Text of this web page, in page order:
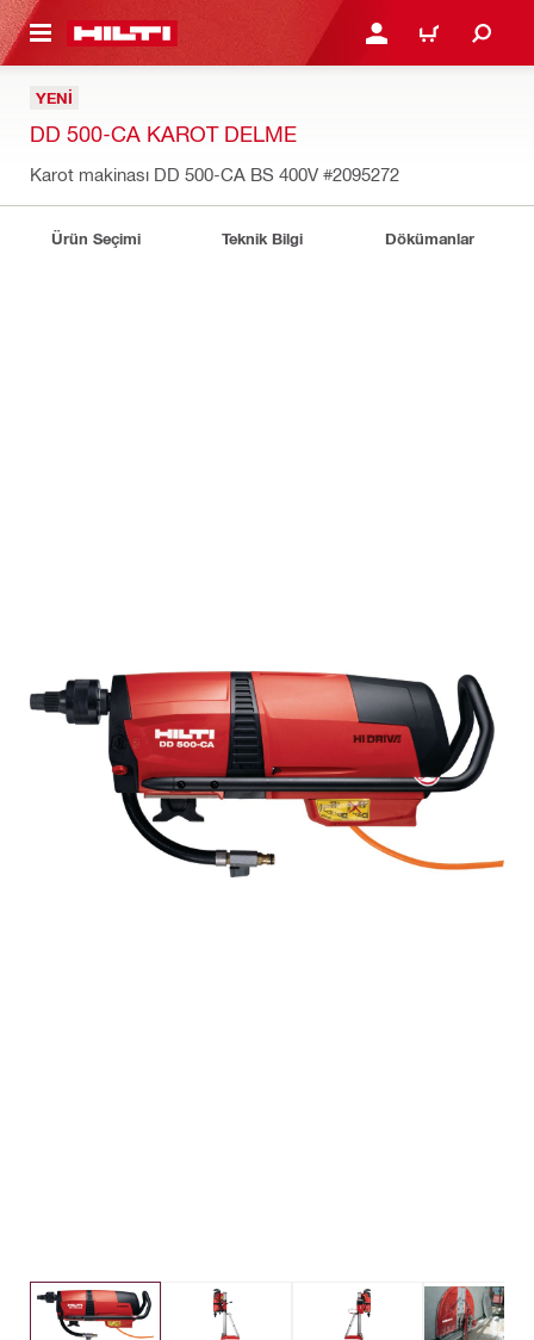
GEÇ GIRIŞ YAP YA DA KAYIT
SEPET
YENI
DD 500-CA KAROT DELME
Karot makinası DD 500-CA BS 400V #2095272
Ürün Seçimi Teknik Bilgi Dökümanlar